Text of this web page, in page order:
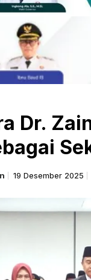
Dr.
19 Desember 2025